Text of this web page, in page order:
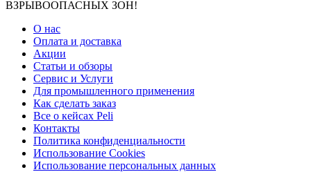
ВЗРЫВООПАСНЫХ ЗОН!
О нас
Оплата и доставка
Акции
Статьи и обзоры
Сервис и Услуги
Для промышленного применения
Как сделать заказ
Все о кейсах Peli
Контакты
Политика конфиденциальности
Использование Cookies
Использование персональных данных